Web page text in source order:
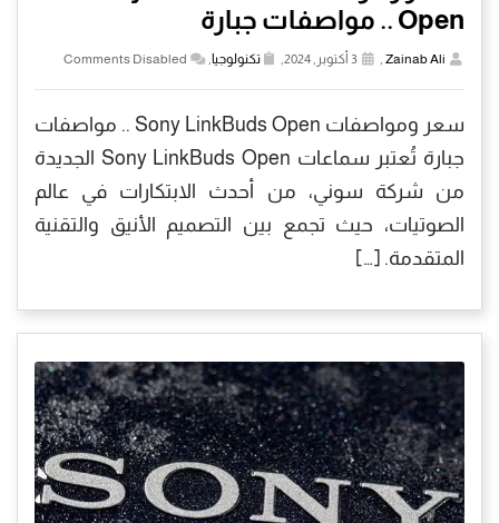
Open .. مواصفات جبارة
Zainab Ali
, تكنولوجيا,
Comments Disabled
سعر ومواصفات Sony LinkBuds Open .. مواصفات
جبارة تُعتبر سماعات Sony LinkBuds Open الجديدة
من شركة سوني، من أحدث الابتكارات في عالم
الصوتيات، حيث تجمع بين التصميم الأنيق والتقنية
المتقدمة. […]